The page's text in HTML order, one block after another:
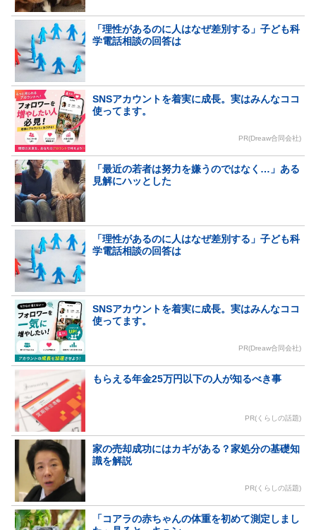
「理性があるのに人はなぜ差別する」子ども科
学電話相談の回答は
SNSアカウントを着実に成長。実はみんなココ
使ってます。
PR(Dreaw合同会社)
「最近の若者は努力を嫌うのではなく…」ある
見解にハッとした
「理性があるのに人はなぜ差別する」子ども科
学電話相談の回答は
SNSアカウントを着実に成長。実はみんなココ
使ってます。
PR(Dreaw合同会社)
もらえる年金25万円以下の人が知るべき事
PR(くらしの話題)
家の売却成功にはカギがある？家処分の基礎知
識を解説
PR(くらしの話題)
「コアラの赤ちゃんの体重を初めて測定しまし